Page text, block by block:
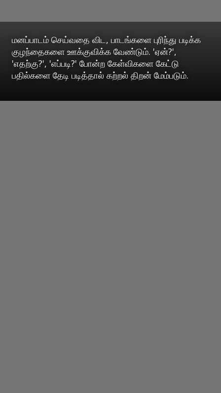
மனப்பாடம் செய்வதை விட, பாடங்களை புரிந்து படிக்க
குழந்தைகளை ஊக்குவிக்க வேண்டும். 'ஏன்?',
'எதற்கு?', 'எப்படி?' போன்ற கேள்விகளை கேட்டு
பதில்களை தேடி படித்தால் கற்றல் திறன் மேம்படும்.